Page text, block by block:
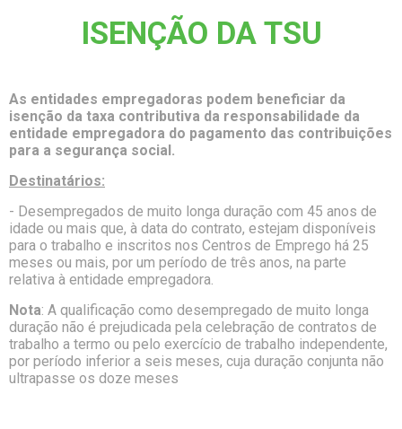
ISENÇÃO DA TSU
As entidades empregadoras podem beneficiar da
isenção da taxa contributiva da responsabilidade da
entidade empregadora do pagamento das contribuições
para a segurança social.
Destinatários:
- Desempregados de muito longa duração com 45 anos de
idade ou mais que, à data do contrato, estejam disponíveis
para o trabalho e inscritos nos Centros de Emprego há 25
meses ou mais, por um período de três anos, na parte
relativa à entidade empregadora.
Nota: A qualificação como desempregado de muito longa
duração não é prejudicada pela celebração de contratos de
trabalho a termo ou pelo exercício de trabalho independente,
por período inferior a seis meses, cuja duração conjunta não
ultrapasse os doze meses